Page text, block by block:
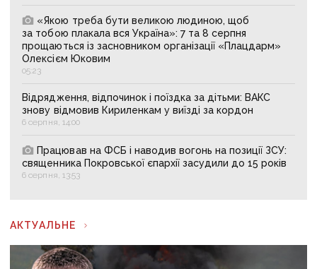
«Якою треба бути великою людиною, щоб
за тобою плакала вся Україна»: 7 та 8 серпня
прощаються із засновником організації «Плацдарм»
Олексієм Юковим
05:23
Відрядження, відпочинок і поїздка за дітьми: ВАКС
знову відмовив Кириленкам у виїзді за кордон
6 серпня, 14:00
Працював на ФСБ і наводив вогонь на позиції ЗСУ:
священника Покровської єпархії засудили до 15 років
6 серпня, 13:53
АКТУАЛЬНЕ